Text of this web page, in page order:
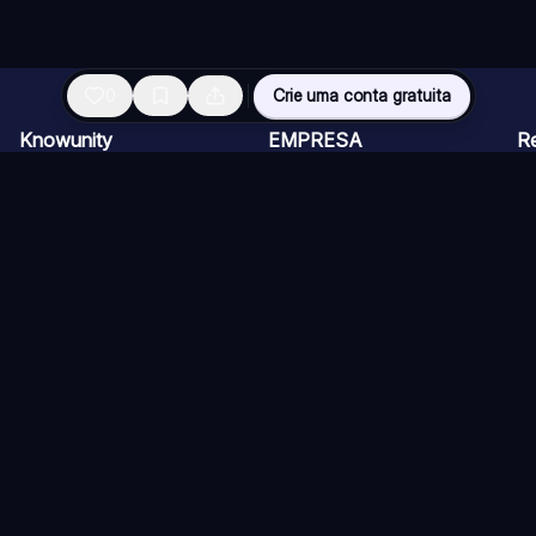
Crie uma conta gratuita
Knowunity EMPRESA